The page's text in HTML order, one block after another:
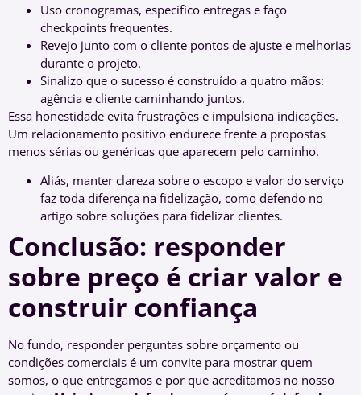
Uso cronogramas, especifico entregas e faço
checkpoints frequentes.
Revejo junto com o cliente pontos de ajuste e melhorias
durante o projeto.
Sinalizo que o sucesso é construído a quatro mãos:
agência e cliente caminhando juntos.
Essa honestidade evita frustrações e impulsiona indicações.
Um relacionamento positivo endurece frente a propostas
menos sérias ou genéricas que aparecem pelo caminho.
Aliás, manter clareza sobre o escopo e valor do serviço
faz toda diferença na fidelização, como defendo no
artigo sobre soluções para fidelizar clientes.
Conclusão: responder
sobre preço é criar valor e
construir confiança
No fundo, responder perguntas sobre orçamento ou
condições comerciais é um convite para mostrar quem
somos, o que entregamos e por que acreditamos no nosso